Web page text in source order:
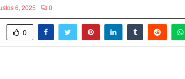
6, 2025 0
0